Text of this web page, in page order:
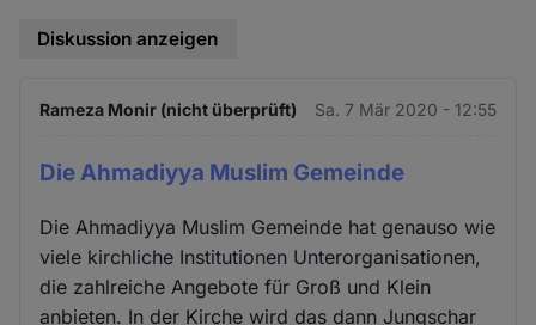
Diskussion anzeigen
Rameza Monir (nicht überprüft) Sa. 7 Mär 2020 - 12:55
Die Ahmadiyya Muslim Gemeinde
Die Ahmadiyya Muslim Gemeinde hat genauso wie
viele kirchliche Institutionen Unterorganisationen,
die zahlreiche Angebote für Groß und Klein
anbieten. In der Kirche wird das dann Jungschar